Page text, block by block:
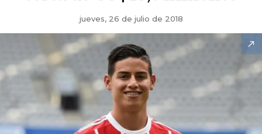
jueves, 26 de julio de 2018